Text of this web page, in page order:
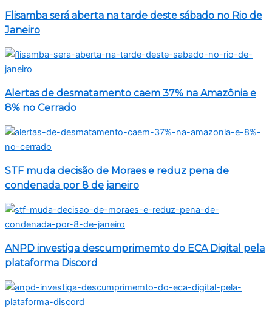
Flisamba será aberta na tarde deste sábado no Rio de
Janeiro
Alertas de desmatamento caem 37% na Amazônia e
8% no Cerrado
STF muda decisão de Moraes e reduz pena de
condenada por 8 de janeiro
ANPD investiga descumprimemto do ECA Digital pela
plataforma Discord